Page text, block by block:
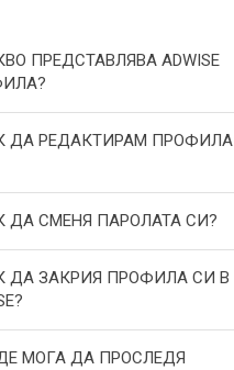
ПРЕДСТАВЛЯВА ADWISE
ДА РЕДАКТИРАМ ПРОФИЛА
ДА СМЕНЯ ПАРОЛАТА СИ?
ДА ЗАКРИЯ ПРОФИЛА СИ В
МОГА ДА ПРОСЛЕДЯ